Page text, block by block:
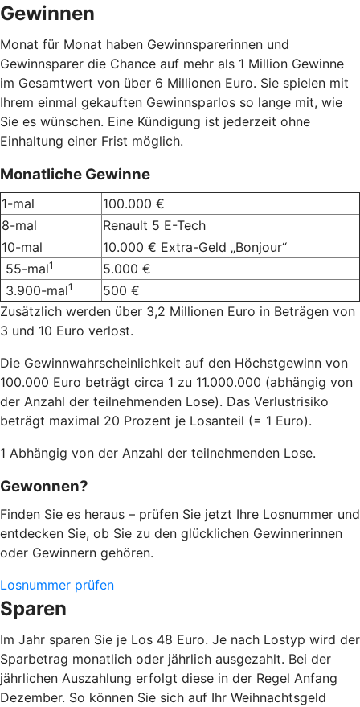
Gewinnen
Monat für Monat haben Gewinnsparerinnen und
Gewinnsparer die Chance auf mehr als 1 Million Gewinne
im Gesamtwert von über 6 Millionen Euro. Sie spielen mit
Ihrem einmal gekauften Gewinnsparlos so lange mit, wie
Sie es wünschen. Eine Kündigung ist jederzeit ohne
Einhaltung einer Frist möglich.
Monatliche Gewinne
1-mal
100.000 €
8-mal
Renault 5 E-Tech
10-mal
10.000 € Extra-Geld „Bonjour“
55-mal1
5.000 €
3.900-mal1
500 €
Zusätzlich werden über 3,2 Millionen Euro in Beträgen von
3 und 10 Euro verlost.
Die Gewinnwahrscheinlichkeit auf den Höchstgewinn von
100.000 Euro beträgt circa 1 zu 11.000.000 (abhängig von
der Anzahl der teilnehmenden Lose). Das Verlustrisiko
beträgt maximal 20 Prozent je Losanteil (= 1 Euro).
1 Abhängig von der Anzahl der teilnehmenden Lose.
Gewonnen?
Finden Sie es heraus – prüfen Sie jetzt Ihre Losnummer und
entdecken Sie, ob Sie zu den glücklichen Gewinnerinnen
oder Gewinnern gehören.
Losnummer prüfen
Sparen
Im Jahr sparen Sie je Los 48 Euro. Je nach Lostyp wird der
Sparbetrag monatlich oder jährlich ausgezahlt. Bei der
jährlichen Auszahlung erfolgt diese in der Regel Anfang
Dezember. So können Sie sich auf Ihr Weihnachtsgeld